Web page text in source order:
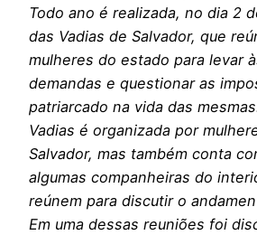
Todo ano é realizada, no dia 2
das Vadias de Salvador, que
mulheres do estado para levar
demandas e questionar as
patriarcado na vida das
Vadias é organizada por
Salvador, mas também conta
algumas companheiras do
reúnem para discutir o
Em uma dessas reuniões foi